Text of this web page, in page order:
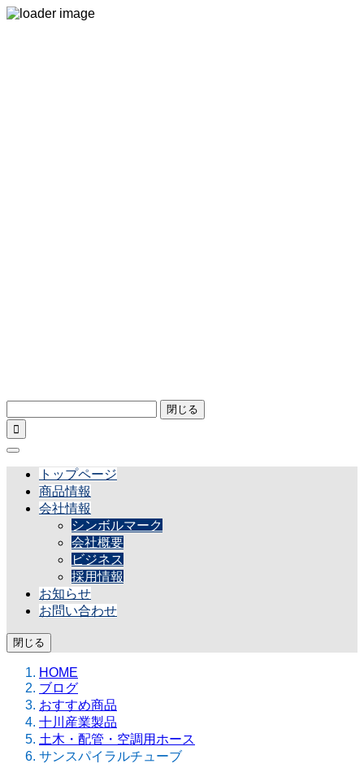
閉じる

トップページ
商品情報
会社情報
シンボルマーク
会社概要
ビジネス
採用情報
お知らせ
お問い合わせ
閉じる
HOME
ブログ
おすすめ商品
十川産業製品
土木・配管・空調用ホース
サンスパイラルチューブ